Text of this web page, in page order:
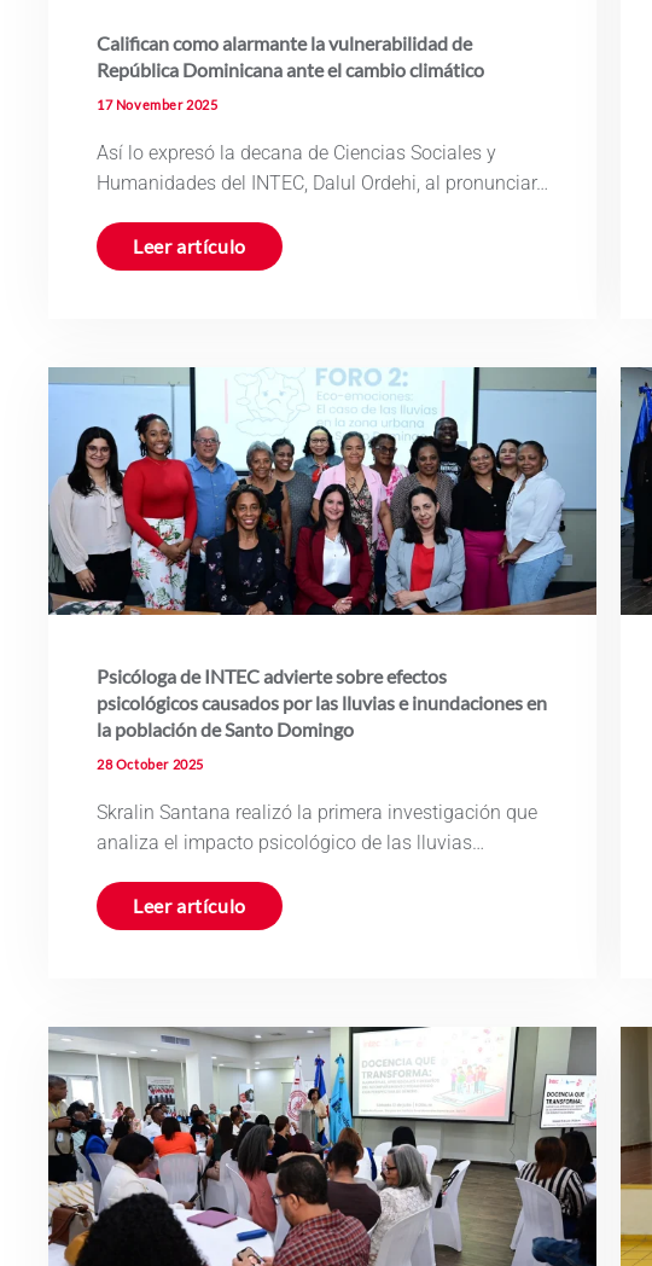
Califican como alarmante la vulnerabilidad de
República Dominicana ante el cambio climático
17 November 2025
Así lo expresó la decana de Ciencias Sociales y
Humanidades del INTEC, Dalul Ordehi, al pronunciar…
Leer artículo
Psicóloga de INTEC advierte sobre efectos
psicológicos causados por las lluvias e inundaciones en
la población de Santo Domingo
28 October 2025
Skralin Santana realizó la primera investigación que
analiza el impacto psicológico de las lluvias…
Leer artículo